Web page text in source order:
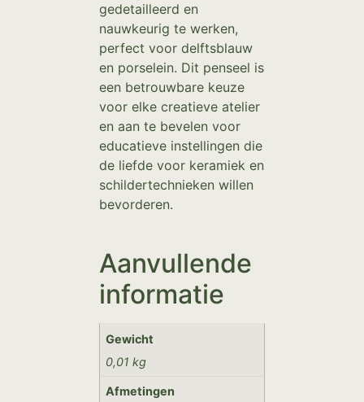
gedetailleerd en
nauwkeurig te werken,
perfect voor delftsblauw
en porselein. Dit penseel is
een betrouwbare keuze
voor elke creatieve atelier
en aan te bevelen voor
educatieve instellingen die
de liefde voor keramiek en
schildertechnieken willen
bevorderen.
Aanvullende
informatie
Gewicht
0,01 kg
Afmetingen